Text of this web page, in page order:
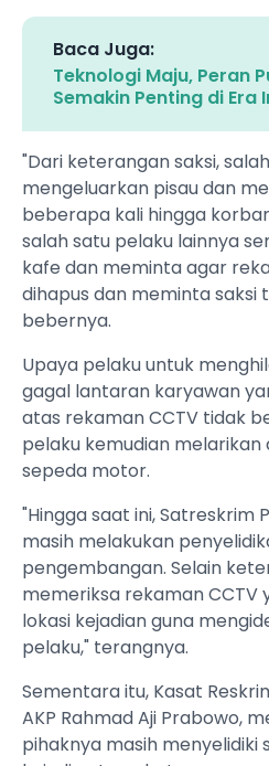
Baca Juga:
Teknologi Maju, Peran
Semakin Penting di Era
"Dari keterangan saksi,
mengeluarkan pisau dan
beberapa kali hingga
salah satu pelaku lainnya
kafe dan meminta agar
dihapus dan meminta saksi
bebernya.
Upaya pelaku untuk
gagal lantaran karyawan
atas rekaman CCTV tidak
pelaku kemudian melarikan
sepeda motor.
"Hingga saat ini, Satreskrim
masih melakukan
pengembangan. Selain
memeriksa rekaman CCTV
lokasi kejadian guna
pelaku," terangnya.
Sementara itu, Kasat
AKP Rahmad Aji Prabowo,
pihaknya masih